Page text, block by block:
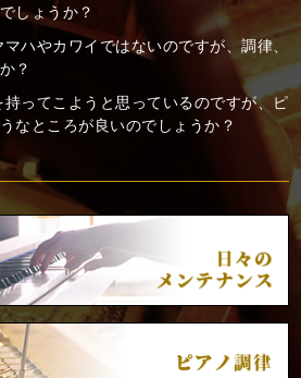
しょうか？
ハやカワイではないのですが、調律、
？
ってこようと思っているのですが、ピ
なところが良いのでしょうか？